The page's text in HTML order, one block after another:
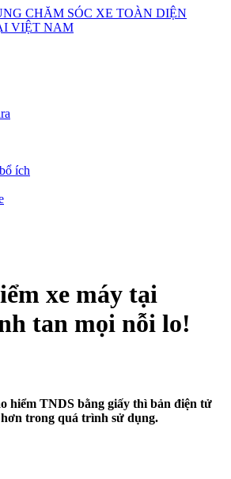
ích
xe máy tại
tan mọi nỗi lo!
hiểm TNDS bằng giấy thì bản điện tử
trong quá trình sử dụng.